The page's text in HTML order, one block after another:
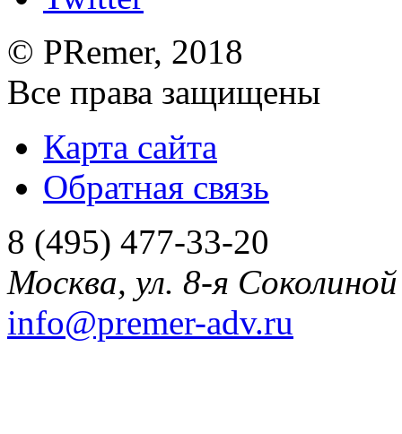
© PRemer, 2018
Все права защищены
Карта сайта
Обратная связь
8 (495) 477-33-20
Москва, ул. 8-я
info@premer-adv.ru